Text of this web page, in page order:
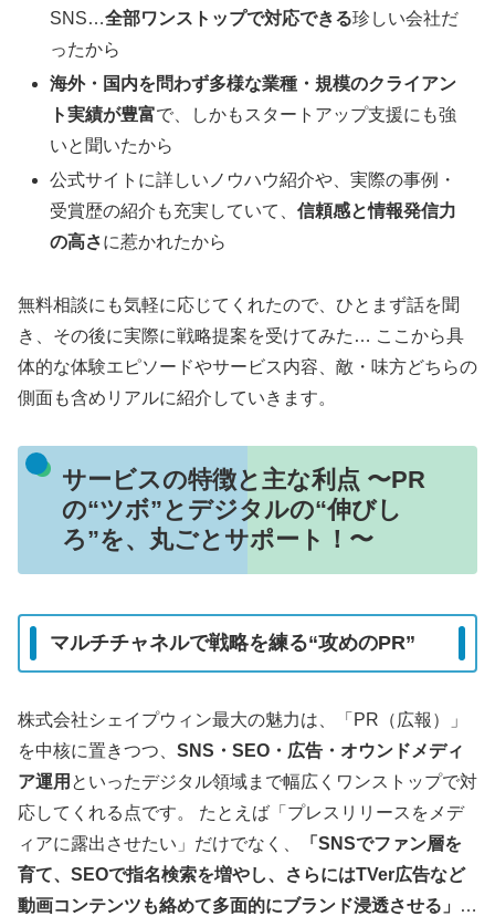
SNS…全部ワンストップで対応できる珍しい会社だ
ったから
海外・国内を問わず多様な業種・規模のクライアン
ト実績が豊富で、しかもスタートアップ支援にも強
いと聞いたから
公式サイトに詳しいノウハウ紹介や、実際の事例・
受賞歴の紹介も充実していて、信頼感と情報発信力
の高さに惹かれたから
無料相談にも気軽に応じてくれたので、ひとまず話を聞
き、その後に実際に戦略提案を受けてみた… ここから具
体的な体験エピソードやサービス内容、敵・味方どちらの
側面も含めリアルに紹介していきます。
サービスの特徴と主な利点 〜PR
の“ツボ”とデジタルの“伸びし
ろ”を、丸ごとサポート！〜
マルチチャネルで戦略を練る“攻めのPR”
株式会社シェイプウィン最大の魅力は、「PR（広報）」
を中核に置きつつ、 SNS・SEO・広告・オウンドメディ
ア運用 といったデジタル領域まで幅広くワンストップで対
応してくれる点です。 たとえば「プレスリリースをメデ
ィアに露出させたい」だけでなく、
「SNSでファン層を
育て、SEOで指名検索を増やし、さらにはTVer広告など
動画コンテンツも絡めて多面的にブランド浸透させる」
…